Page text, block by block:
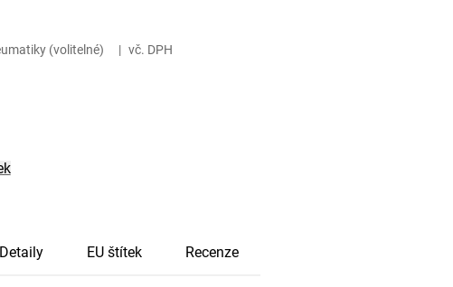
(volitelné) | vč. DPH
Detaily EU štítek Recenze